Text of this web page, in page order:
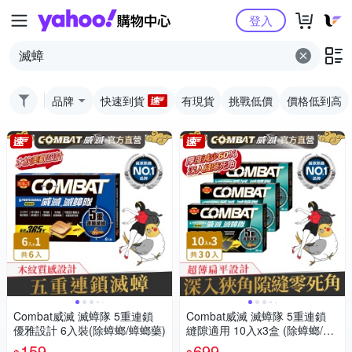
Yahoo購物中心登入
品牌 快速到貨 有現貨 挑戰低價 價格低到高
Combat威滅 滅蟑隊 5重連鎖
優雅設計 6入裝(除蟑螂/蟑螂藥)
Combat威滅 滅蟑隊 5重連鎖
縫隙適用 10入x3盒 (除蟑螂/蟑
螂藥)